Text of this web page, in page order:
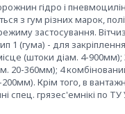
гідро і
з гум різних марок,
застосування.
1 (гума) - для
(штоки діам. 4-900мм);
20-360мм); 4
Крім того, в
спец. грязес'емнікі по ТУ